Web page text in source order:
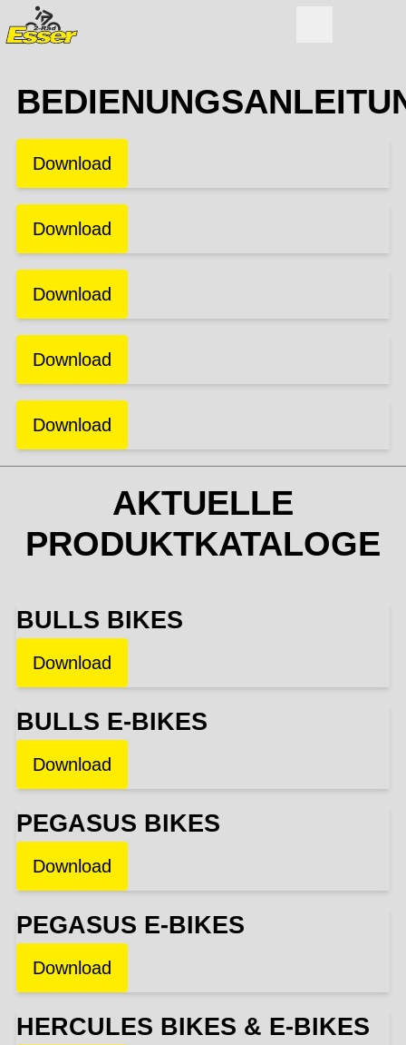
Download
Download
Download
Download
Download
AKTUELLE
PRODUKTKATALOGE
BULLS BIKES
Download
BULLS E-BIKES
Download
PEGASUS BIKES
Download
PEGASUS E-BIKES
Download
HERCULES BIKES & E-BIKES